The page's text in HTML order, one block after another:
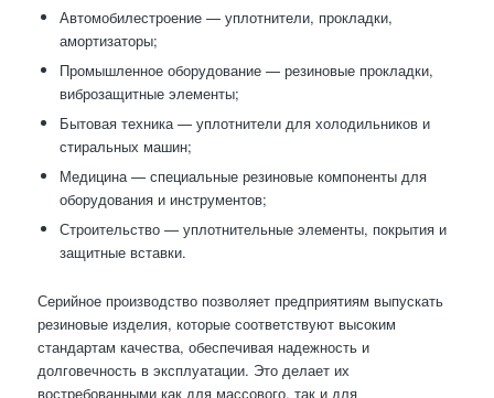
Автомобилестроение — уплотнители, прокладки,
амортизаторы;
Промышленное оборудование — резиновые прокладки,
виброзащитные элементы;
Бытовая техника — уплотнители для холодильников и
стиральных машин;
Медицина — специальные резиновые компоненты для
оборудования и инструментов;
Строительство — уплотнительные элементы, покрытия и
защитные вставки.
Серийное производство позволяет предприятиям выпускать
резиновые изделия, которые соответствуют высоким
стандартам качества, обеспечивая надежность и
долговечность в эксплуатации. Это делает их
востребованными как для массового, так и для